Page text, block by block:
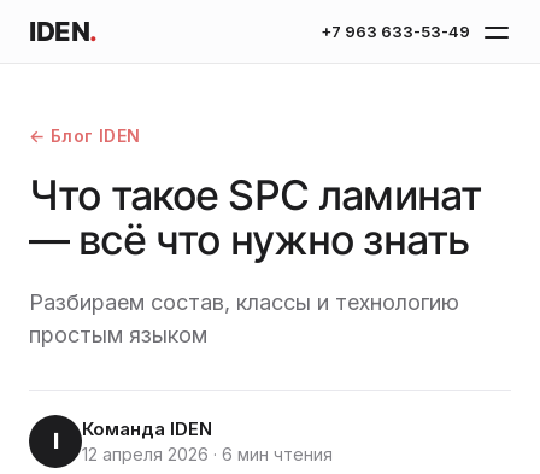
IDEN. +7 963 633-53-49
← Блог IDEN
Что такое SPC ламинат
— всё что нужно знать
Разбираем состав, классы и технологию
простым языком
I Команда IDEN
12 апреля 2026 · 6 мин чтения